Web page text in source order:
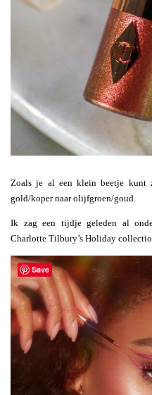
Zoals je al een klein beetje kunt
gold/koper naar olijfgroen/goud.
Ik zag een tijdje geleden al
Charlotte Tilbury’s Holiday
Save